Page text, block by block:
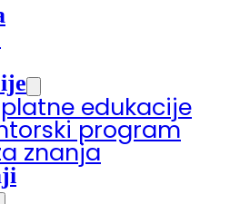
edukacije
program
znanja